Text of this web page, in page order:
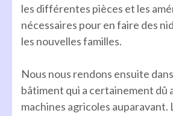
les différentes pièces et les
nécessaires pour en faire des
les nouvelles familles.
Nous nous rendons ensuite
bâtiment qui a certainement dû
machines agricoles auparavant.